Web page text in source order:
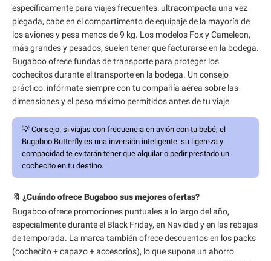
específicamente para viajes frecuentes: ultracompacta una vez
plegada, cabe en el compartimento de equipaje de la mayoría de
los aviones y pesa menos de 9 kg. Los modelos Fox y Cameleon,
más grandes y pesados, suelen tener que facturarse en la bodega.
Bugaboo ofrece fundas de transporte para proteger los
cochecitos durante el transporte en la bodega. Un consejo
práctico: infórmate siempre con tu compañía aérea sobre las
dimensiones y el peso máximo permitidos antes de tu viaje.
💡 Consejo: si viajas con frecuencia en avión con tu bebé, el
Bugaboo Butterfly es una inversión inteligente: su ligereza y
compacidad te evitarán tener que alquilar o pedir prestado un
cochecito en tu destino.
🔖 ¿Cuándo ofrece Bugaboo sus mejores ofertas?
Bugaboo ofrece promociones puntuales a lo largo del año,
especialmente durante el Black Friday, en Navidad y en las rebajas
de temporada. La marca también ofrece descuentos en los packs
(cochecito + capazo + accesorios), lo que supone un ahorro